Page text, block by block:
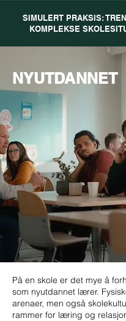
SIMULERT PRAKSIS:
KOMPLEKSE
NYUTDANNET
På en skole er det mye å
som nyutdannet lærer.
arenaer, men også
rammer for læring og